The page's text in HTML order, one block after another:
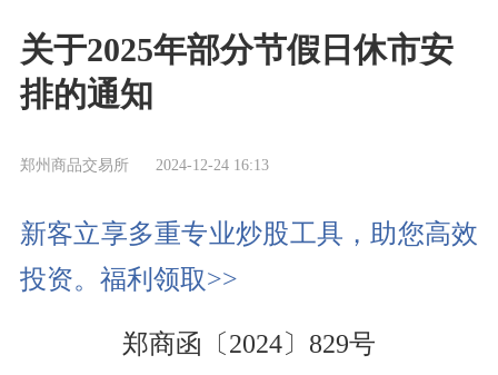
关于2025年部分节假日休市安
排的通知
郑州商品交易所 2024-12-24 16:13
新客立享多重专业炒股工具，助您高效
投资。福利领取>>
郑商函〔2024〕829号